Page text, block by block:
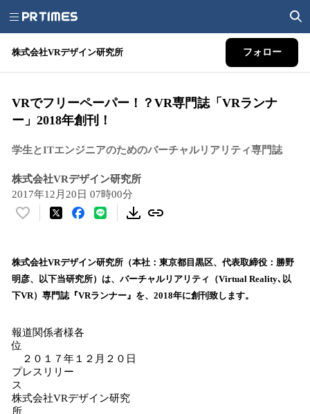
株式会社VRデザイン研究所 フォロー
VRでフリーペーパー！？VR専門誌「VRランナ
ー」2018年創刊！
学生とITエンジニアのためのバーチャルリアリティ専門誌
株式会社VRデザイン研究所
2017年12月20日 07時00分
い
！
数
を
込
中
で
す
株式会社VRデザイン研究所（本社：東京都目黒区、代表取締役：勝野
明彦、以下当研究所）は、バーチャルリアリティ（Virtual Reality､以
下VR）専門誌『VRランナー』を、2018年に創刊致します。
報道関係者様各
位
２０１７年１２月２０日
プレスリリー
ス
株式会社VRデザイン研究
所